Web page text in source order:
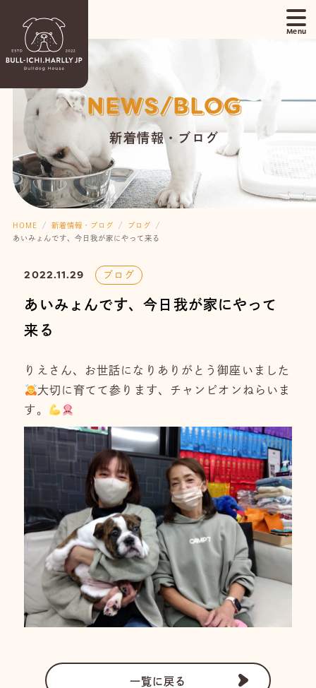
NEWS/BLOG
新着情報・ブログ
HOME 新着情報・ブログ
ブログ
あいみょんです、今日我が家にやって来る
2022.11.29 ブログ
あいみょんです、今日我が家にやって
来る
りえさん、お世話になりありがとう御座いました
大切に育てて参ります、チャンピオンねらいま
す。
一覧に戻る